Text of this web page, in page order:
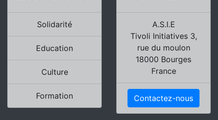
Solidarité
Education
Culture
Formation
A.S.I.E
Tivoli Initiatives 3,
rue du moulon
18000 Bourges
France
Contactez-nous